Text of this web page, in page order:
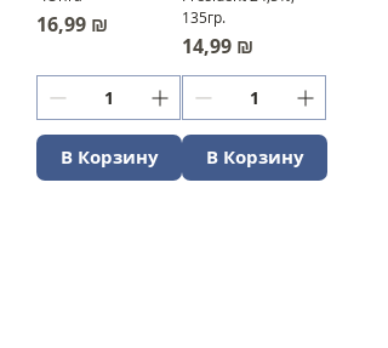
Цена
16,99 ₪
В Корзину
135гр.
Цена
14,99 ₪
В Корзину